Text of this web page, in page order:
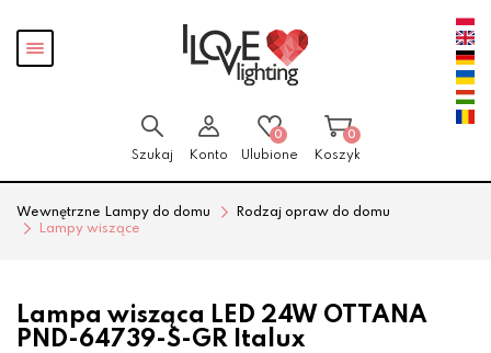
Pokaż
menu
Szukaj Konto
0
Ulubione
0
Koszyk
Wewnętrzne Lampy do domu
Rodzaj opraw do domu
Lampy wiszące
Lampa wisząca LED 24W OTTANA
PND-64739-S-GR Italux